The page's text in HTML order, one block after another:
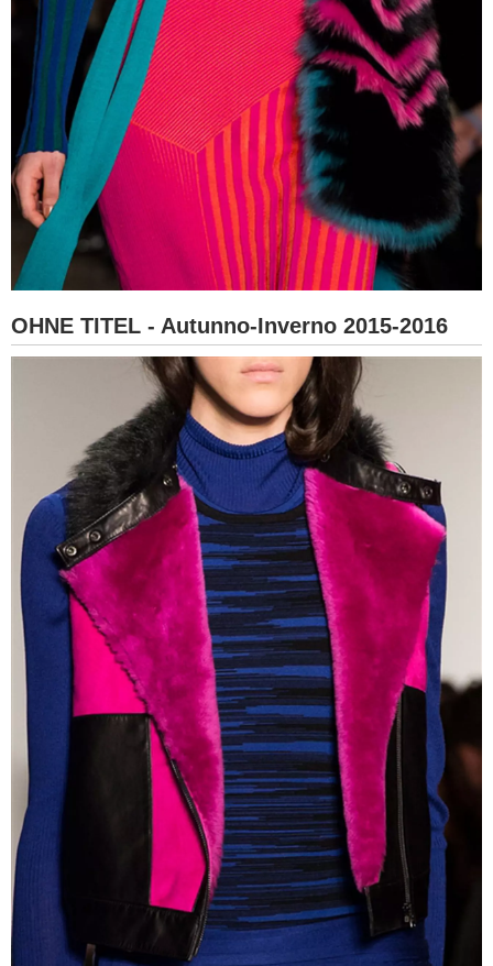
OHNE TITEL - Autunno-Inverno 2015-2016